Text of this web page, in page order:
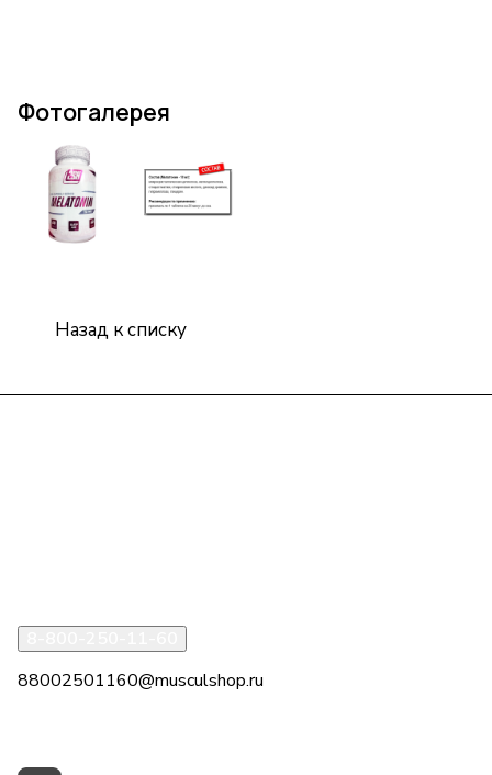
Фотогалерея
Назад к списку
88002501160@musculshop.ru